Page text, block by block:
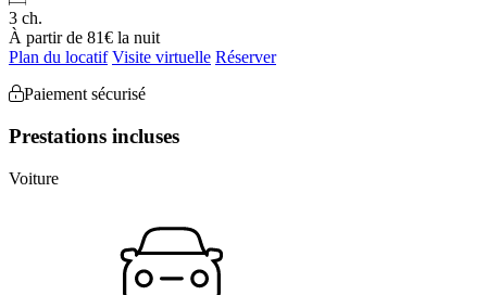
3 ch.
À partir de 81€ la nuit
Plan du locatif Visite virtuelle Réserver
Paiement sécurisé
Prestations incluses
Voiture